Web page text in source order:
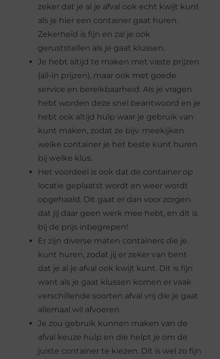
zeker dat je al je afval ook echt kwijt kunt
als je hier een container gaat huren.
Zekerheid is fijn en zal je ook
geruststellen als je gaat klussen.
Je hebt altijd te maken met vaste prijzen
(all-in prijzen), maar ook met goede
service en bereikbaarheid. Als je vragen
hebt worden deze snel beantwoord en je
hebt ook altijd hulp waar je gebruik van
kunt maken, zodat ze bijv. meekijken
welke container je het beste kunt huren
bij welke klus.
Het voordeel is ook dat de container op
locatie geplaatst wordt en weer wordt
opgehaald. Dit gaat er dan voor zorgen
dat jij daar geen werk mee hebt, en dit is
bij de prijs inbegrepen!
Er zijn diverse maten containers die je
kunt huren, zodat jij er zeker van bent
dat je al je afval ook kwijt kunt. Dit is fijn
want als je gaat klussen komen er vaak
verschillende soorten afval vrij die je gaat
allemaal wil afvoeren.
Je zou gebruik kunnen maken van de
afval keuze hulp en die helpt je om de
juiste container te kiezen. Dit is wel zo fijn